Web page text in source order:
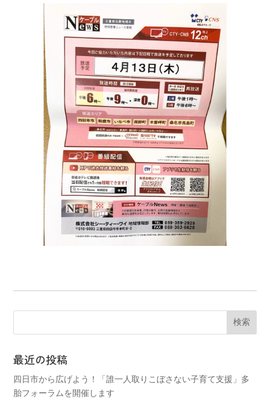
最近の投稿
四日市から広げよう！「誰一人取りこぼさない子育て支援」多
胎フォーラムを開催します